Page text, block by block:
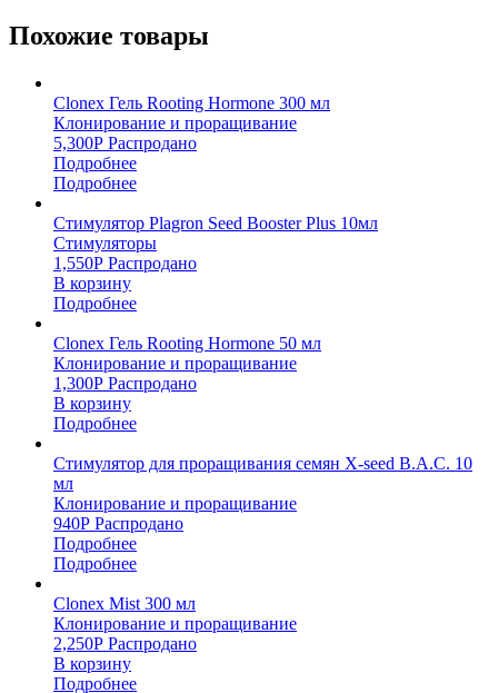
Похожие товары
Clonex Гель Rooting Hormone 300 мл
Клонирование и проращивание
5,300Р Распродано
Подробнее
Подробнее
Стимулятор Plagron Seed Booster Plus 10мл
Стимуляторы
1,550Р Распродано
В корзину
Подробнее
Clonex Гель Rooting Hormone 50 мл
Клонирование и проращивание
1,300Р Распродано
В корзину
Подробнее
Стимулятор для проращивания семян X-seed B.A.C. 10
мл
Клонирование и проращивание
940Р Распродано
Подробнее
Подробнее
Clonex Mist 300 мл
Клонирование и проращивание
2,250Р Распродано
В корзину
Подробнее